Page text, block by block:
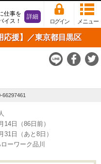
メニュー
ログイン
仕事を
イス！
詳細
応援】／東京都目黒区
66297461
14日（86日前）
31日（あと8日）
ローワーク品川